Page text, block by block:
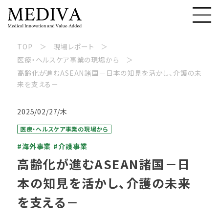
TOP
現場レポート
医療・ヘルスケア事業の現場から
高齢化が進むASEAN諸国－日本の知見を活かし、介護の未
来を支える－
2025/02/27/木
医療・ヘルスケア事業の現場から
#海外事業 #介護事業
高齢化が進むASEAN諸国－日
本の知見を活かし、介護の未来
を支える－